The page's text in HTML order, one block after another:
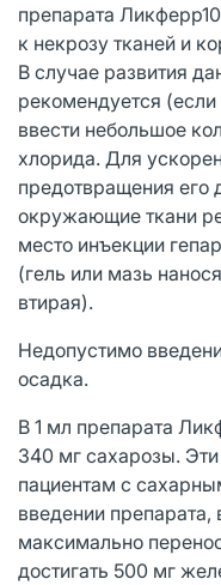
препарата
к некрозу тканей и
В случае развития
рекомендуется
ввести небольшое
хлорида. Для
предотвращения его
окружающие ткани
место инъекции
(гель или мазь
втирая).
Недопустимо
осадка.
В 1 мл препарата
340 мг сахарозы.
пациентам с
введении препарата,
максимально
достигать 500 мг